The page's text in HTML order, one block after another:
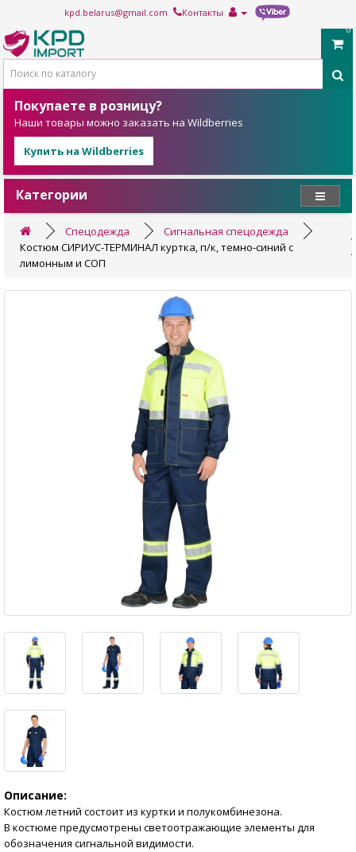
kpd.belarus@gmail.com
Контакты
0
Покупаете в розницу?
Наши товары можно заказать на Wildberries
Купить на Wildberries
Категории
Спецодежда
Сигнальная спецодежда
Костюм СИРИУС-ТЕРМИНАЛ куртка, п/к, темно-синий с
лимонным и СОП
Описание:
Костюм летний состоит из куртки и полукомбинезона.
В костюме предусмотрены светоотражающие элементы для
обозначения сигнальной видимости.